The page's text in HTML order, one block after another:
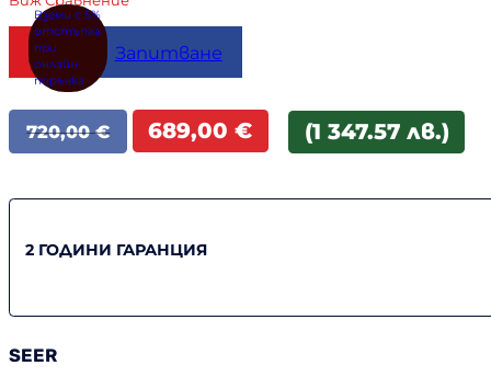
Купи Запитване
720,00€
Original
price
720,00 €.
689,00€
Текущата
цена
689,00 €.
(1 347.57 лв.)
2 ГОДИНИ ГАРАНЦИЯ
SEER